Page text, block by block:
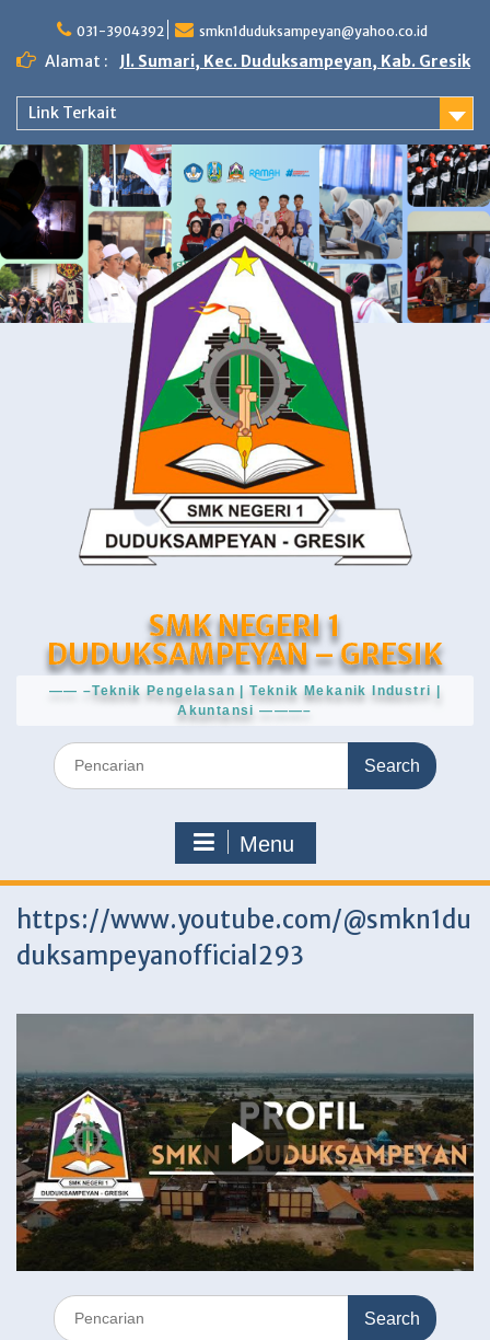
content
031-3904392 smkn1duduksampeyan@yahoo.co.id
Alamat : Jl. Sumari, Kec. Duduksampeyan, Kab. Gresik
Link Terkait
SMK NEGERI 1
DUDUKSAMPEYAN – GRESIK
—— –Teknik Pengelasan | Teknik Mekanik Industri |
Akuntansi ———–
Search
for:
Menu
https://www.youtube.com/@smkn1du
duksampeyanofficial293
Search
for: